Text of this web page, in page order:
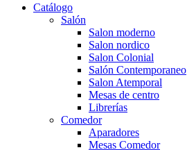
Catálogo
Salón
Salon moderno
Salon nordico
Salon Colonial
Salón Contemporaneo
Salon Atemporal
Mesas de centro
Librerías
Comedor
Aparadores
Mesas Comedor